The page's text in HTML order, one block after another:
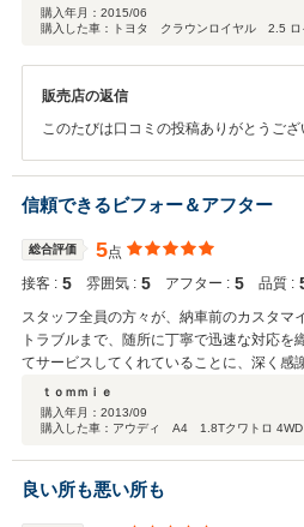
購入年月： 2015/06
購入した車：トヨタ クラウンロイヤル 2.5 ロ
販売店の返信
このたびは口コミの投稿ありがとうご
もありがとうございます。 奥様のコン
伝いさせてください。
信頼できるビフォー＆アフター
総合評価 5点
接客 : 5 雰囲気 : 5 アフター : 5 品質 :
スタッフ全員の方々が、納車前のカスタマ
トラブルまで、随所に丁寧で迅速な対応を
てサービスしてくれていることに、深く感
ども、海外メーカーに強く、これほど充実
に受けられる中古車会社さんは見当たらな
ｔｏｍｍｉｅ
購入年月： 2013/09
購入した車：アウディ A4 1.8Tクワトロ 4WD
良い所も悪い所も